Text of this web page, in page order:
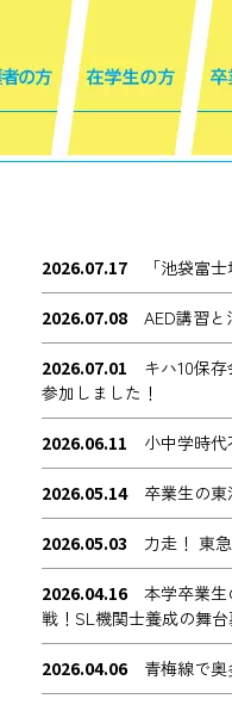
2026.07.17 「池袋富
2026.07.08 AED講習と
2026.07.01
キハ10保
参加しました！
2026.06.11 小中学時
2026.05.14 卒業生の東
2026.05.03 力走！ 東
2026.04.16
本学卒業
戦！SL機関士養成の舞台
2026.04.06 青梅線で奥